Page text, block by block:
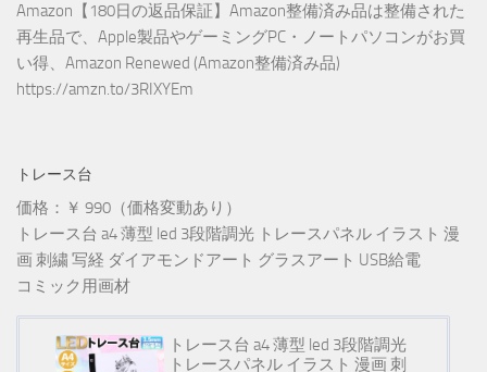
Amazon【180日の返品保証】Amazon整備済み品は整備された
再生品で、Apple製品やゲーミングPC・ノートパソコンがお買
い得、Amazon Renewed (Amazon整備済み品)
https://amzn.to/3RIXYEm
トレース台
価格：￥ 990（価格変動あり）
トレース台 a4 薄型 led 3段階調光 トレースパネル イラスト 漫
画 刺繍 写経 ダイアモンドアート グラスアート USB給電
コミック用画材
トレース台 a4 薄型 led 3段階調光
トレースパネル イラスト 漫画 刺